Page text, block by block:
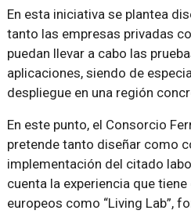
En esta iniciativa se plantea
tanto las empresas privadas
puedan llevar a cabo las
aplicaciones, siendo de
despliegue en una región
En este punto, el Consorcio
pretende tanto diseñar como
implementación del citado
cuenta la experiencia que
europeos como “Living Lab”,